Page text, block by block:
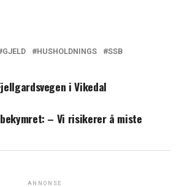
GJELD HUSHOLDNINGS SSB
i Vikedal
– Vi risikerer å miste
ANNONSE